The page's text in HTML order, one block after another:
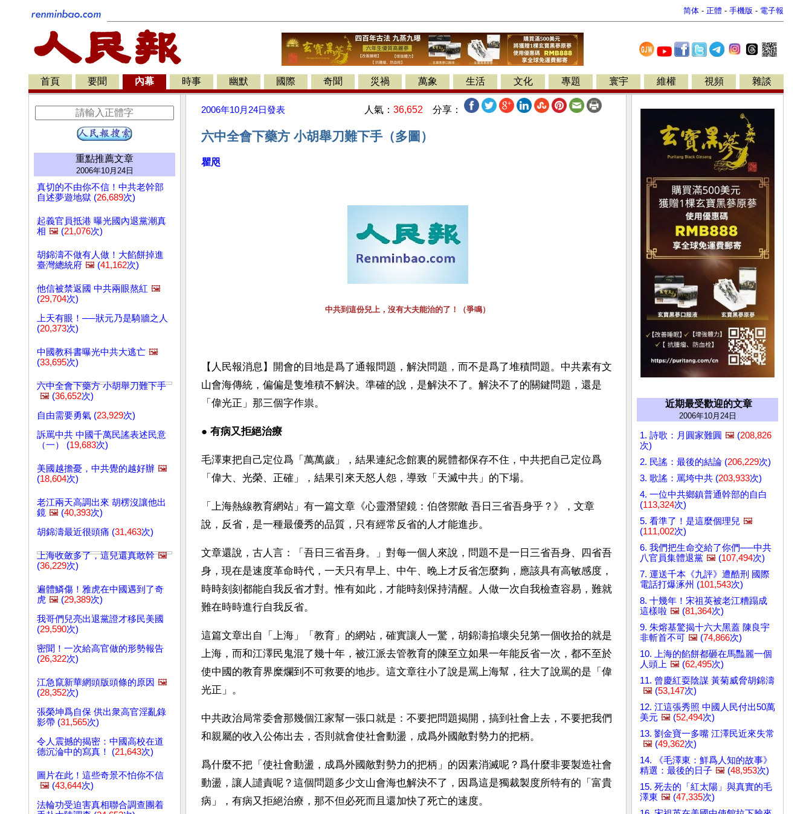
简体 - 正體 - 手機版 - 電子報
首頁 要聞 內幕 時事 幽默 國際 奇聞 災禍 萬象 生活 文化 專題 寰宇 維權 視頻 雜談
重點推薦文章
2006年10月24日
真切的不由你不信！中共老幹部
自述夢遊地獄 (26,689次)
起義官員抵港 曝光國內退黨潮真
相 🖼️ (21,076次)
胡錦濤不做有人做！大餡餅掉進
臺灣總統府 🖼️ (41,162次)
他信被禁返國 中共兩眼熬紅 🖼️
(29,704次)
上天有眼！──狀元乃是騎牆之人
(20,373次)
中國教科書曝光中共大逃亡 🖼️
(33,695次)
六中全會下藥方 小胡舉刀難下手
🖼️ (36,652次)
自由需要勇氣 (23,929次)
訴罵中共 中國千萬民謠表述民意
（一） (19,683次)
美國越擔憂，中共覺的越好辦 🖼️
(18,604次)
老江兩天高調出來 胡楞沒讓他出
鏡 🖼️ (40,393次)
胡錦濤最近很頭痛 (31,463次)
上海收斂多了，這兒還真敢幹 🖼️
(36,229次)
遍體鱗傷！雅虎在中國遇到了奇
虎 🖼️ (29,389次)
我哥們兒亮出退黨證才移民美國
(29,590次)
密聞！一次給高官做的形勢報告
(26,322次)
江急竄新華網頭版頭條的原因 🖼️
(28,352次)
張榮坤爲自保 供出衆高官淫亂錄
影帶 (31,565次)
令人震撼的揭密：中國高校在道
德沉淪中的寫真！ (21,643次)
圖片在此！這些奇景不怕你不信
🖼️ (43,644次)
法輪功受迫害真相聯合調查團着
2006年10月24日發表 人氣： 36,652 分享：
六中全會下藥方 小胡舉刀難下手（多圖）
瞿咫
中共到這份兒上，沒有大夫能治的了！（爭鳴）
【人民報消息】開會的目地是爲了通報問題，解決問題，而不是爲了堆積問題。中共素有文
山會海傳統，偏偏是隻堆積不解決。準確的說，是解決不了。解決不了的關鍵問題，還是
「偉光正」那三個字作祟。
● 有病又拒絕治療
毛澤東把自己定位爲「萬萬歲」，結果連紀念館裏的屍體都保存不住，中共把自己定位爲
「偉大、光榮、正確」，結果引來天怒人怨，導致「天滅中共」的下場。
「上海熱線教育網站」有一篇文章《心靈潛望鏡：伯啓禦敵 吾日三省吾身乎？》，文章
說，反省，是一種最優秀的品質，只有經常反省的人才能進步。
文章還說，古人言：「吾日三省吾身。」對每一個人來說，問題不是一日三省吾身、四省吾
身，現在是速度革命時代，一天只有早上、中午、晚上才反省怎麼夠，應該具有高敏感度，
時時刻刻都能自我反省才對。惟有如此，才能時刻保持清醒。人做一次自我檢查容易，難就
難在時時進行自我反省。
這篇文章出自「上海」「教育」的網站，確實讓人一驚，胡錦濤掐壞尖兒第一個收拾的就是
上海，而和江澤民鬼混了幾十年，被江派去管教育的陳至立如果一年能反省一次，都不至於
使中國的教育界糜爛到不可救要的地步。這文章往小了說是罵上海幫，往大了說罵的是「偉
光正」。
中共政治局常委會那幾個江家幫一張口就是：不要把問題揭開，搞到社會上去，不要把我們
和親屬的收入公佈出去，否則就會使社會動盪，成爲外國敵對勢力的把柄。
爲什麼不把「使社會動盪，成爲外國敵對勢力的把柄」的因素消滅呢？爲什麼非要製造社會
動盪，讓人譴責呢？這個問題多少文山會海也解決不了，因爲這是獨裁製度所特有的「富貴
病」，有病又拒絕治療，那不但必死而且還加快了死亡的速度。
近期最受歡迎的文章
2006年10月24日
1. 詩歌：月圓家難圓 🖼️ (208,826
次)
2. 民謠：最後的結論 (206,229次)
3. 歌謠：罵垮中共 (203,933次)
4. 一位中共鄉鎮普通幹部的自白
(113,324次)
5. 看準了！是這麼個理兒 🖼️
(111,002次)
6. 我們把生命交給了你們──中共
八官員集體退黨 🖼️ (107,494次)
7. 運送千本《九評》遭酷刑 國際
電話打爆涿州 (101,543次)
8. 十幾年！宋祖英被老江糟蹋成
這樣啦 🖼️ (81,364次)
9. 朱熔基驚揭十六大黑蓋 陳良宇
非斬首不可 🖼️ (74,866次)
10. 上海的餡餅都砸在馬豔麗一個
人頭上 🖼️ (62,495次)
11. 曾慶紅耍陰謀 黃菊威脅胡錦濤
🖼️ (53,147次)
12. 江這張秀照 中國人民付出50萬
美元 🖼️ (52,494次)
13. 劉金寶一多嘴 江澤民近來失常
🖼️ (49,362次)
14. 《毛澤東：鮮爲人知的故事》
精選：最後的日子 🖼️ (48,953次)
15. 死去的「紅太陽」與真實的毛
澤東 🖼️ (47,335次)